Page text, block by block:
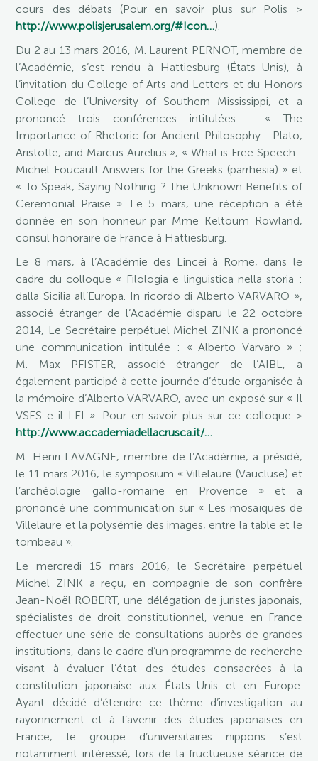
cours des débats (Pour en savoir plus sur Polis >
http://www.polisjerusalem.org/#!con…).
Du 2 au 13 mars 2016, M. Laurent PERNOT, membre de
l’Académie, s’est rendu à Hattiesburg (États-Unis), à
l’invitation du College of Arts and Letters et du Honors
College de l’University of Southern Mississippi, et a
prononcé trois conférences intitulées : « The
Importance of Rhetoric for Ancient Philosophy : Plato,
Aristotle, and Marcus Aurelius », « What is Free Speech :
Michel Foucault Answers for the Greeks (parrhēsia) » et
« To Speak, Saying Nothing ? The Unknown Benefits of
Ceremonial Praise ». Le 5 mars, une réception a été
donnée en son honneur par Mme Keltoum Rowland,
consul honoraire de France à Hattiesburg.
Le 8 mars, à l’Académie des Lincei à Rome, dans le
cadre du colloque « Filologia e linguistica nella storia :
dalla Sicilia all’Europa. In ricordo di Alberto VARVARO »,
associé étranger de l’Académie disparu le 22 octobre
2014, Le Secrétaire perpétuel Michel ZINK a prononcé
une communication intitulée : « Alberto Varvaro » ;
M. Max PFISTER, associé étranger de l’AIBL, a
également participé à cette journée d’étude organisée à
la mémoire d’Alberto VARVARO, avec un exposé sur « Il
VSES e il LEI ». Pour en savoir plus sur ce colloque >
http://www.accademiadellacrusca.it/….
M. Henri LAVAGNE, membre de l’Académie, a présidé,
le 11 mars 2016, le symposium « Villelaure (Vaucluse) et
l’archéologie gallo-romaine en Provence » et a
prononcé une communication sur « Les mosaïques de
Villelaure et la polysémie des images, entre la table et le
tombeau ».
Le mercredi 15 mars 2016, le Secrétaire perpétuel
Michel ZINK a reçu, en compagnie de son confrère
Jean-Noël ROBERT, une délégation de juristes japonais,
spécialistes de droit constitutionnel, venue en France
effectuer une série de consultations auprès de grandes
institutions, dans le cadre d’un programme de recherche
visant à évaluer l’état des études consacrées à la
constitution japonaise aux États-Unis et en Europe.
Ayant décidé d’étendre ce thème d’investigation au
rayonnement et à l’avenir des études japonaises en
France, le groupe d’universitaires nippons s’est
notamment intéressé, lors de la fructueuse séance de